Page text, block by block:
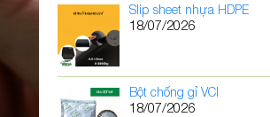
Slip sheet nhựa HDPE
18/07/2026
Bột chống gỉ VCI
18/07/2026